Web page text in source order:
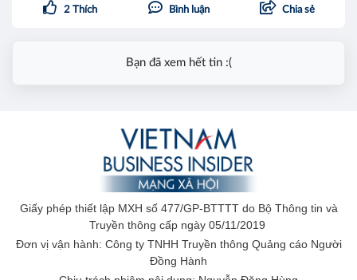
2 Thích Bình luận Chia sẻ
Bạn đã xem hết tin :(
Giấy phép thiết lập MXH số 477/GP-BTTTT do Bộ Thông tin và
Truyền thông cấp ngày 05/11/2019
Đơn vị vận hành: Công ty TNHH Truyền thông Quảng cáo Người
Đồng Hành